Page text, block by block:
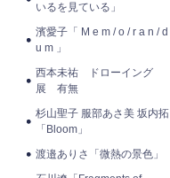
いるを見ている」
濱愛子「 M e m / o / r a n / d
u m 」
西本未祐 ドローイング
展 有無
杉山聖子 服部あさ美 坂内拓
「Bloom」
渡邉ありさ「微熱の景色」